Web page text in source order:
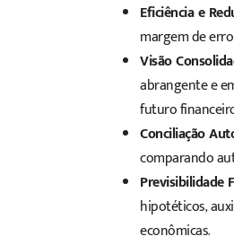
Eficiência e
margem de
Visão
abrangente e
futuro
Conciliação
comparando
Previsibilidade
hipotéticos,
econômicas.